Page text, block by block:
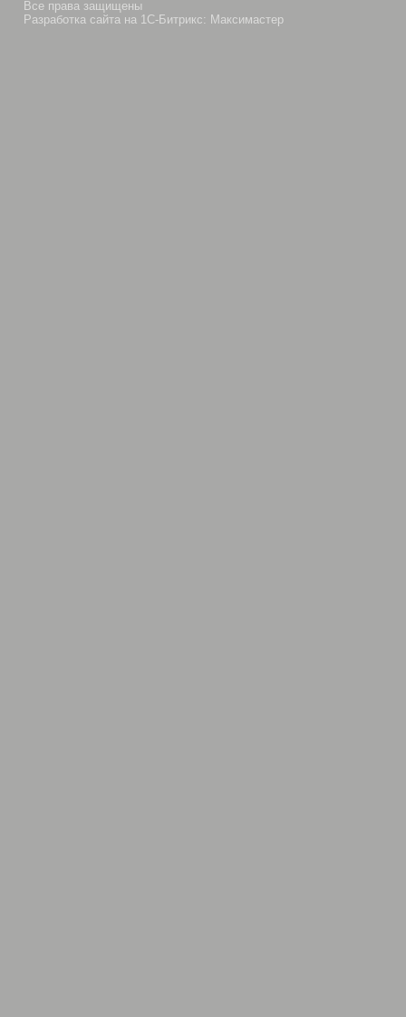
Все права защищены
Разработка сайта на 1С-Битрикс: Максимастер